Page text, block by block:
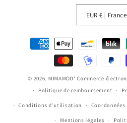
EUR € | France
Moyens
© 2026, MIMAMOD' Commerce
Politique de remboursement
Conditions d’utilisation Coordonnées
Mentions légales